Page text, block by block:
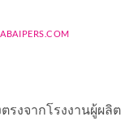
รงจากโรงงานผู้ผลิต